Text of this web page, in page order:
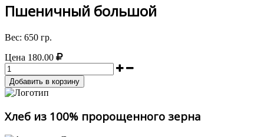
Пшеничный большой
Вес: 650 гр.
Цена 180.00
Хлеб из 100% пророщенного зерна